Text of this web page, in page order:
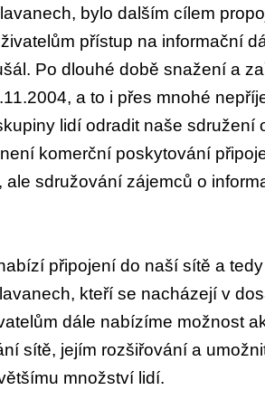
bylo dalším cílem
přístup na informační
Po dlouhé době snažení a
a to i přes mnohé
lidí odradit naše sdružení
komerční poskytování
sdružování zájemců o
připojení do naší sítě a
kteří se nacházejí v
dále nabízíme možnost
sítě, jejím rozšiřování a
množství lidí.